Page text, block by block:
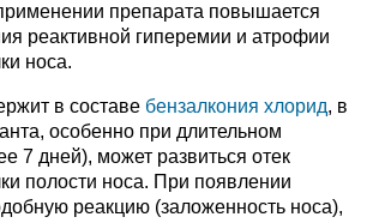
препарата повышается
реактивной гиперемии и атрофии
носа.
в составе бензалкония хлорид, в
особенно при длительном
7 дней), может развиться отек
полости носа. При появлении
реакцию (заложенность носа),